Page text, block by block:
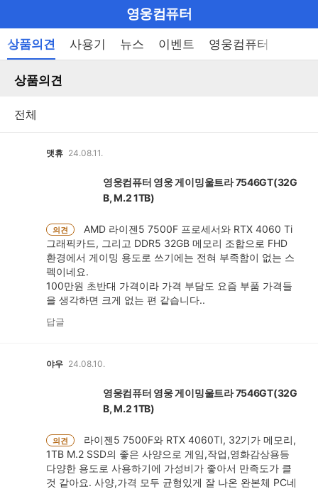
메
뉴
기
영웅컴퓨터
브
랜
상품의견 사용기 뉴스 이벤트 영웅컴퓨터 이벤트
상품의견
맷휴 24.08.11.
영웅컴퓨터 영웅 게이밍울트라 7546GT(32G
B, M.2 1TB)
의견
AMD 라이젠5 7500F 프로세서와 RTX 4060 Ti
그래픽카드, 그리고 DDR5 32GB 메모리 조합으로 FHD
환경에서 게이밍 용도로 쓰기에는 전혀 부족함이 없는 스
펙이네요.
100만원 초반대 가격이라 가격 부담도 요즘 부품 가격들
을 생각하면 크게 없는 편 같습니다..
답글
야우 24.08.10.
영웅컴퓨터 영웅 게이밍울트라 7546GT(32G
B, M.2 1TB)
의견
라이젠5 7500F와 RTX 4060TI, 32기가 메모리,
1TB M.2 SSD의 좋은 사양으로 게임,작업,영화감상용등
다양한 용도로 사용하기에 가성비가 좋아서 만족도가 클
것 같아요. 사양,가격 모두 균형있게 잘 나온 완본체 PC네